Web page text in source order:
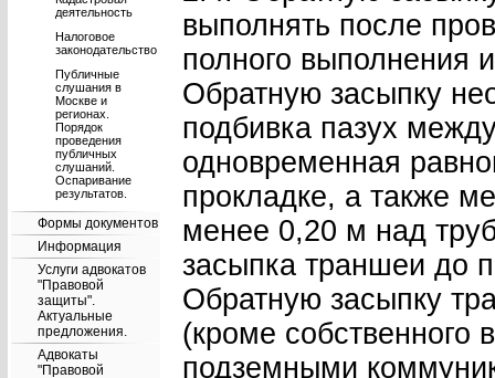
деятельность
Налоговое
законодательство
Публичные
слушания в
Москве и
регионах.
Порядок
проведения
публичных
слушаний.
Оспаривание
результатов.
Формы документов
Информация
Услуги адвокатов
"Правовой
защиты".
Актуальные
предложения.
Адвокаты
"Правовой
выполнять после
полного выполнения
Обратную засыпку
подбивка пазух
одновременная
прокладке, а также
менее 0,20 м над
засыпка траншеи до
Обратную засыпку
(кроме собственного
подземными